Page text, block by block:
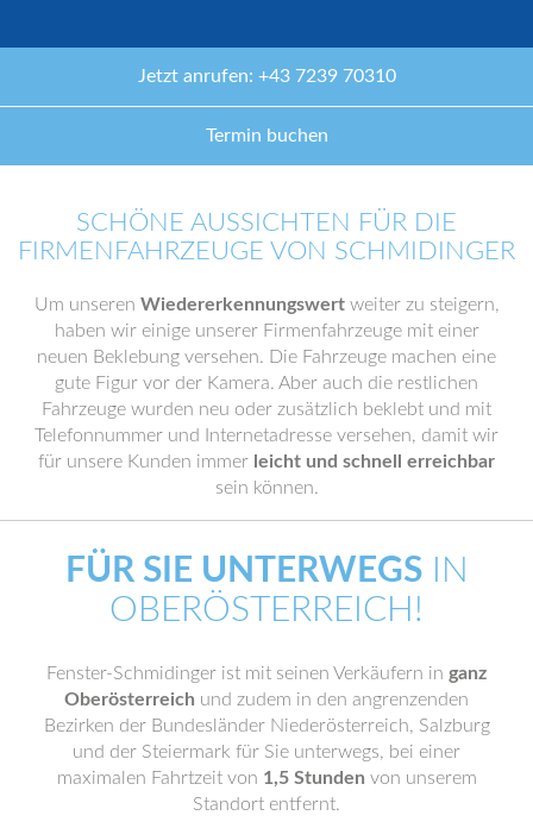
Jetzt anrufen: +43 7239 70310
Termin buchen
SCHÖNE AUSSICHTEN FÜR DIE
FIRMENFAHRZEUGE VON SCHMIDINGER
Um unseren Wiedererkennungswertweiter zu steigern,
haben wir einige unserer Firmenfahrzeuge mit einer
neuen Beklebung versehen. Die Fahrzeuge machen eine
gute Figur vor der Kamera. Aber auch die restlichen
Fahrzeuge wurden neu oder zusätzlich beklebt und mit
Telefonnummer und Internetadresse versehen, damit wir
für unsere Kunden immer leicht und schnell erreichbar
sein können.
FÜR SIE UNTERWEGSIN
OBERÖSTERREICH!
Fenster-Schmidinger ist mit seinen Verkäufern in ganz
Oberösterreich und zudem in den angrenzenden
Bezirken der Bundesländer Niederösterreich, Salzburg
und der Steiermark für Sie unterwegs, bei einer
maximalen Fahrtzeit von 1,5 Stunden von unserem
Standort entfernt.